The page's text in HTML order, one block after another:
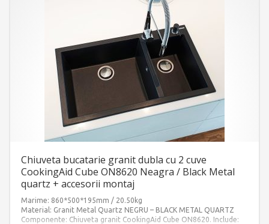
Chiuveta bucatarie granit dubla cu 2 cuve
CookingAid Cube ON8620 Neagra / Black Metal
quartz + accesorii montaj
Marime: 860*500*195mm / 20.50kg
Material: Granit Metal Quartz NEGRU – BLACK METAL QUARTZ
Componente: Chiuveta granit CookingAid Cube ON8620. Include: